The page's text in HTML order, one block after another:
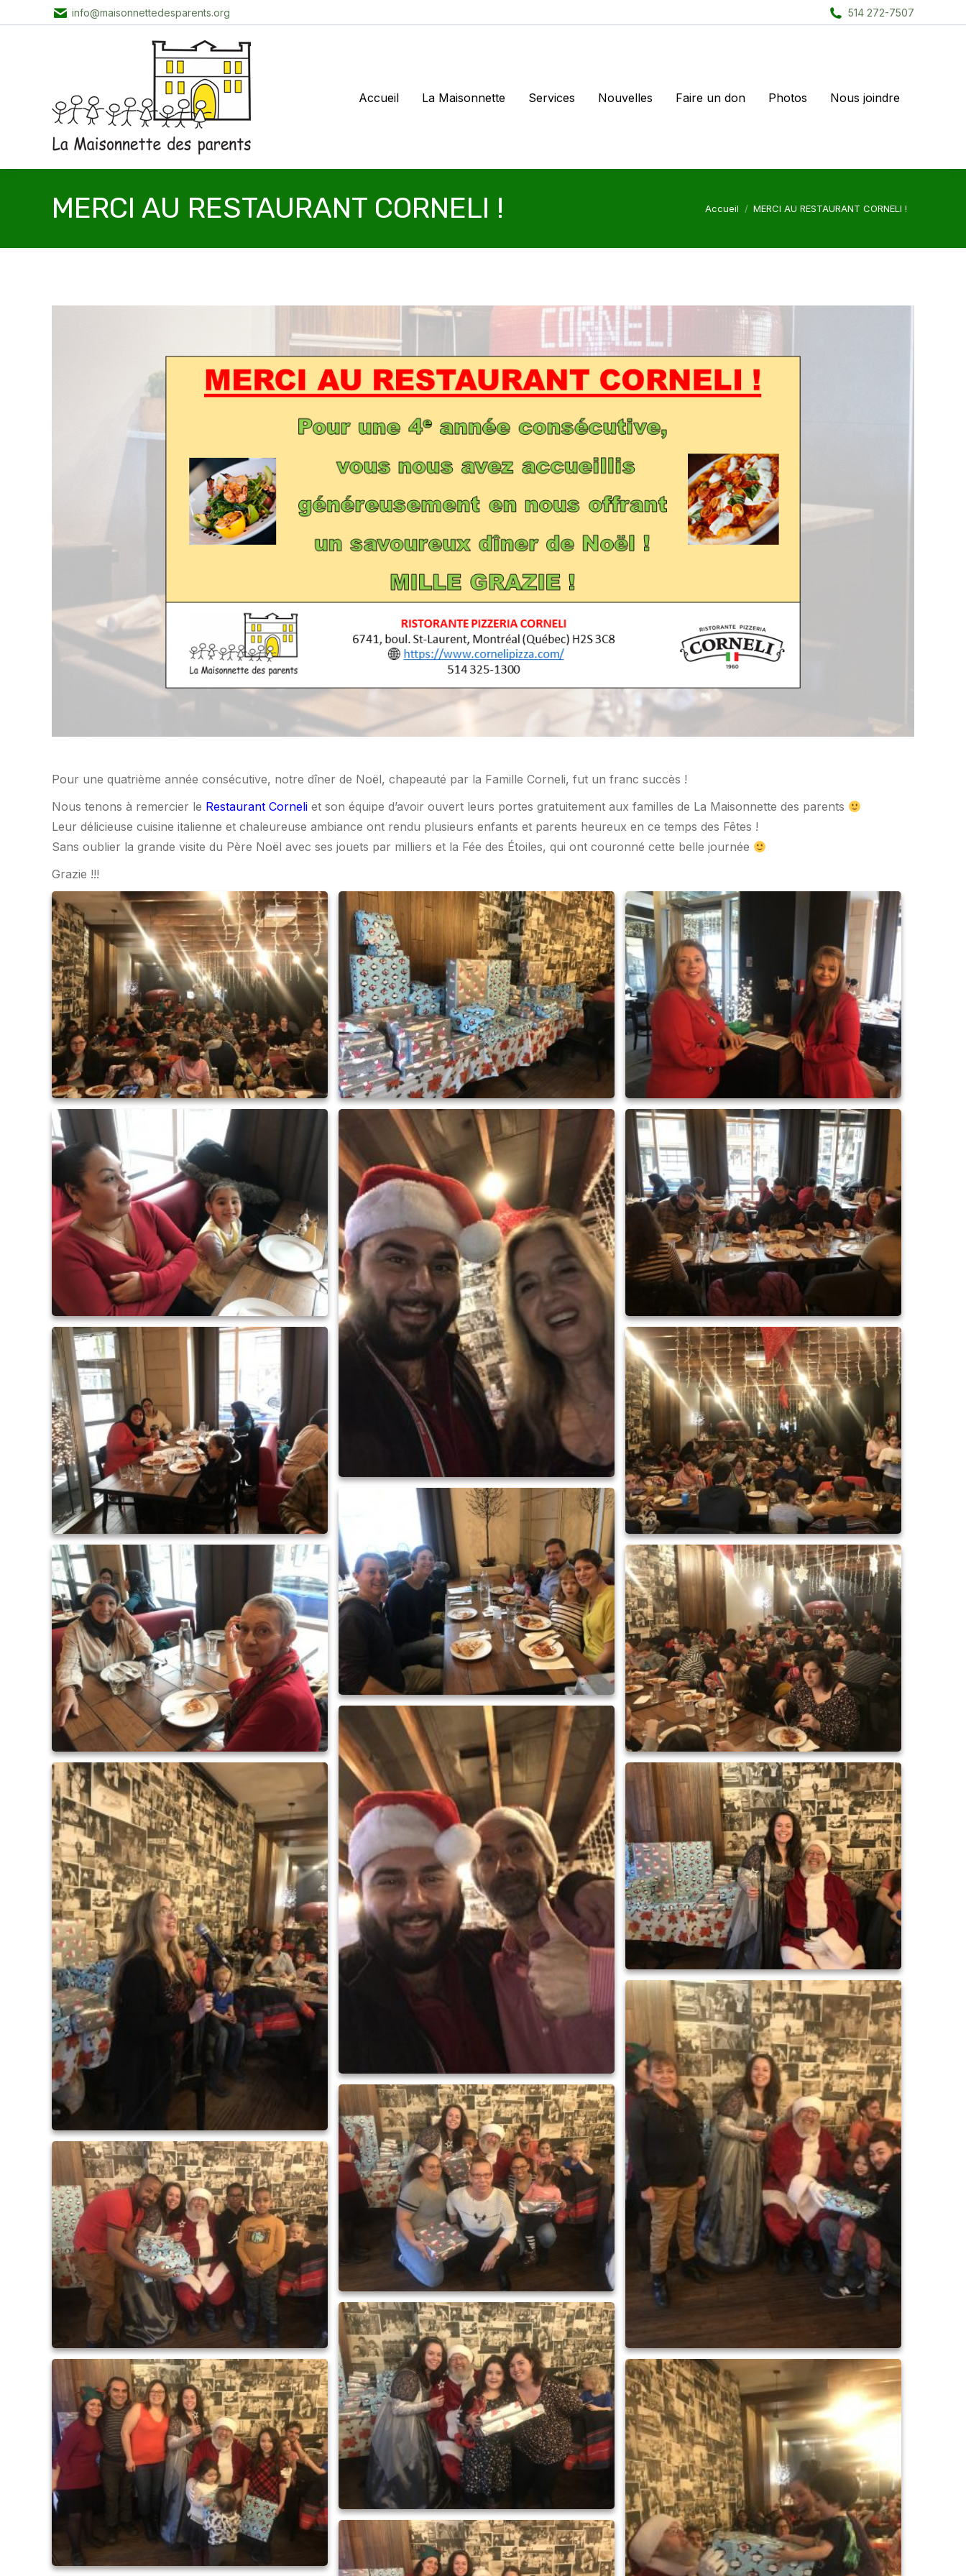
info@maisonnettedesparents.org 514 272-7507
Accueil La Maisonnette Services Nouvelles Faire un don Photos Nous joindre
MERCI AU RESTAURANT CORNELI ! Vous êtes ici :
Accueil MERCI AU RESTAURANT CORNELI !
Pour une quatrième année consécutive, notre dîner de Noël, chapeauté par la Famille Corneli, fut un franc succès !
Nous tenons à remercier le Restaurant Corneli et son équipe d’avoir ouvert leurs portes gratuitement aux familles de La Maisonnette des parents
Leur délicieuse cuisine italienne et chaleureuse ambiance ont rendu plusieurs enfants et parents heureux en ce temps des Fêtes !
Sans oublier la grande visite du Père Noël avec ses jouets par milliers et la Fée des Étoiles, qui ont couronné cette belle journée
Grazie !!!